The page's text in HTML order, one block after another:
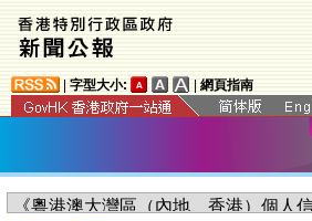
字型大小: 網頁指南